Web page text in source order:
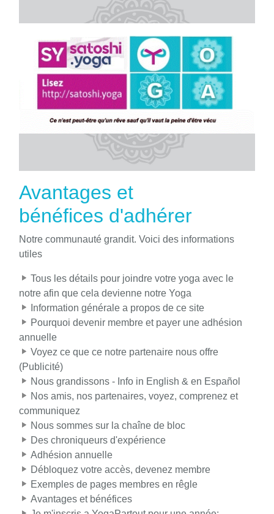
Avantages et
bénéfices d'adhérer
Notre communauté grandit. Voici des informations
utiles
Tous les détails pour joindre votre yoga avec le
notre afin que cela devienne notre Yoga
Information générale a propos de ce site
Pourquoi devenir membre et payer une adhésion
annuelle
Voyez ce que ce notre partenaire nous offre
(Publicité)
Nous grandissons - Info in English & en Español
Nos amis, nos partenaires, voyez, comprenez et
communiquez
Nous sommes sur la chaîne de bloc
Des chroniqueurs d'expérience
Adhésion annuelle
Débloquez votre accès, devenez membre
Exemples de pages membres en rêgle
Avantages et bénéfices